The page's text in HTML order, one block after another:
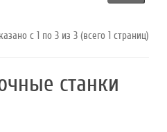
с 1 по 3 из 3 (всего 1 страниц)
станки